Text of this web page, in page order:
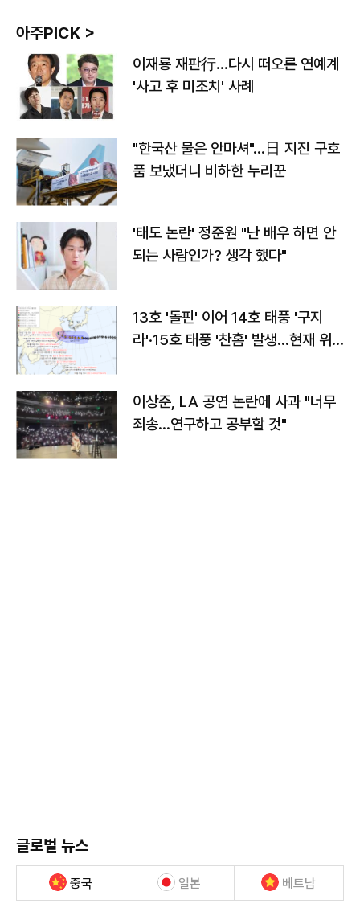
아주PICK >
이재룡 재판行…다시 떠오른 연예계
'사고 후 미조치' 사례
"한국산 물은 안마셔"…日 지진 구호
품 보냈더니 비하한 누리꾼
'태도 논란' 정준원 "난 배우 하면 안
되는 사람인가? 생각 했다"
13호 '돌핀' 이어 14호 태풍 '구지
라'·15호 태풍 '찬홈' 발생…현재 위
이상준, LA 공연 논란에 사과 "너무
죄송…연구하고 공부할 것"
글로벌 뉴스
중국 일본 베트남